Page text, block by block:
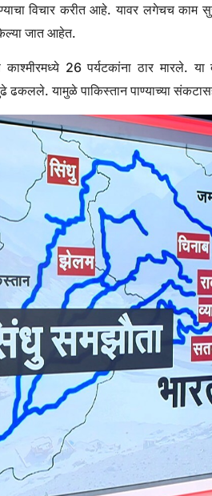
विचार करीत आहे. यावर लगेचच
जात आहेत.
26 पर्यटकांना ठार मारले. या
ढकलले. यामुळे पाकिस्तान पाण्याच्या